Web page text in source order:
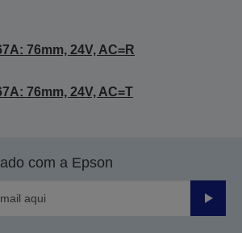
76mm, 24V, AC=R
76mm, 24V, AC=T
com a Epson
Enviar